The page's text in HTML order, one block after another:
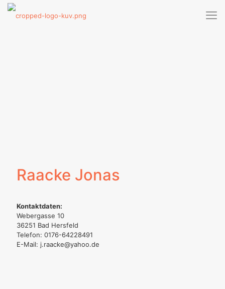
Raacke Jonas
Kontaktdaten:
Webergasse 10
36251 Bad Hersfeld
Telefon: 0176-64228491
E-Mail: j.raacke@yahoo.de